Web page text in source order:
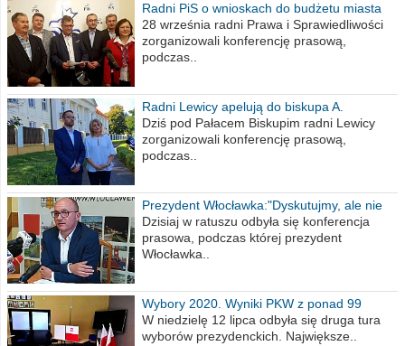
Radni PiS o wnioskach do budżetu miasta
na 2021 rok
28 września radni Prawa i Sprawiedliwości
zorganizowali konferencję prasową,
podczas..
Radni Lewicy apelują do biskupa A.
Wiesława Meringa
Dziś pod Pałacem Biskupim radni Lewicy
zorganizowali konferencję prasową,
podczas..
Prezydent Włocławka:"Dyskutujmy, ale nie
obrażajmy się”
Dzisiaj w ratuszu odbyła się konferencja
prasowa, podczas której prezydent
Włocławka..
Wybory 2020. Wyniki PKW z ponad 99
procent obwodów
W niedzielę 12 lipca odbyła się druga tura
wyborów prezydenckich. Największe..